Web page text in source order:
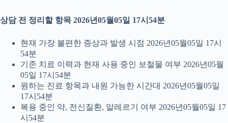
상담 전 정리할 항목 2026년05월05일 17시54분
현재 가장 불편한 증상과 발생 시점 2026년05월05일 17시
54분
기존 치료 이력과 현재 사용 중인 보철물 여부 2026년05월
05일 17시54분
원하는 진료 항목과 내원 가능한 시간대 2026년05월05일
17시54분
복용 중인 약, 전신질환, 알레르기 여부 2026년05월05일 17
시54분